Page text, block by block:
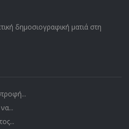
δημοσιογραφική ματιά στη